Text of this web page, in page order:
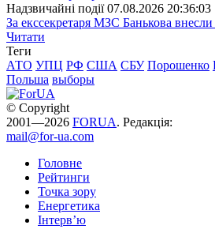
Надзвичайні події 07.08.2026 20:36:03
За екссекретаря МЗС Банькова внесли
Читати
Теги
АТО УПЦ РФ США СБУ Порошенко
Польша выборы
© Copyright
2001—2026 FORUA. Редакція:
mail@for-ua.com
Головне
Рейтинги
Точка зору
Енергетика
Інтерв’ю